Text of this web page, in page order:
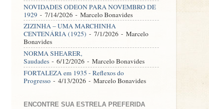
NOVIDADES ODEON PARA NOVEMBRO DE
1929 - 7/14/2026 - Marcelo Bonavides
ZIZINHA – UMA MARCHINHA
CENTENÁRIA (1925) - 7/1/2026 - Marcelo
Bonavides
NORMA SHEARER,
Saudades - 6/12/2026 - Marcelo Bonavides
FORTALEZA em 1935 - Reflexos do
Progresso - 4/13/2026 - Marcelo Bonavides
ENCONTRE SUA ESTRELA PREFERIDA